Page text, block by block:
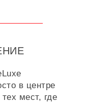
в центре
мест, где